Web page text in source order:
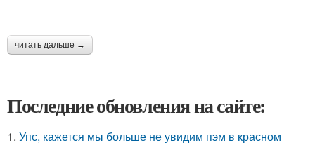
читать дальше →
Последние обновления на сайте:
1. Упс, кажется мы больше не увидим пэм в красном